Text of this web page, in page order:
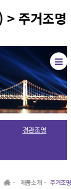
> 주거조명
경관조명
- 제품소개-주거조명